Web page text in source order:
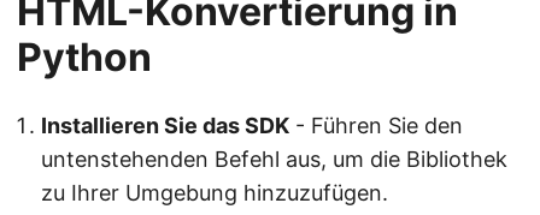
HTML-Konvertierung in
Python
Installieren Sie das SDK - Führen Sie den
untenstehenden Befehl aus, um die Bibliothek
zu Ihrer Umgebung hinzuzufügen.